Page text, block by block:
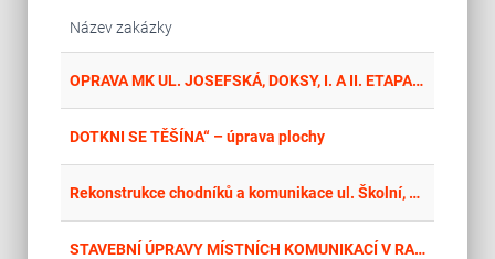
Název zakázky
OPRAVA MK UL. JOSEFSKÁ, DOKSY, I. A II. ETAPA - PODKLADNÍ VRSTVY + KOMUNIKACE
DOTKNI SE TĚŠÍNA“ – úprava plochy
Rekonstrukce chodníků a komunikace ul. Školní, Rožnov pod Radhoštěm - opakované vyhlášení
STAVEBNÍ ÚPRAVY MÍSTNÍCH KOMUNIKACÍ V RAŠKOVICÍCH